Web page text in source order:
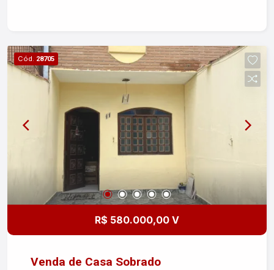
Cód. 28705
R$ 580.000,00 V
Venda de Casa Sobrado